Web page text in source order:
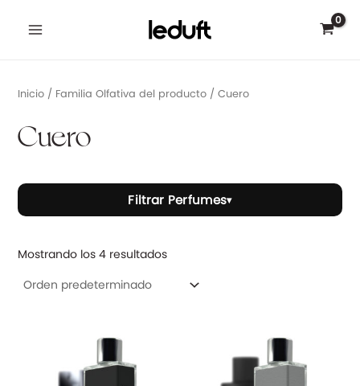
Inicio/ Familia Olfativa del producto / Cuero
Cuero
Filtrar Perfumes▾
Mostrando los 4 resultados
precio
original
era:
$ 45.000,00.